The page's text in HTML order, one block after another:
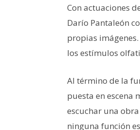
Con actuaciones
Darío Pantaleón
propias
los estímulos
Al término de la
puesta en escena
escuchar una
ninguna función